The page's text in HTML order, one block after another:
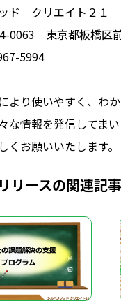
ド クリエイト２１
0063 東京都板橋区
5994
より使いやすく、わ
な情報を発信してまい
くお願いいたします。
リースの関連記事